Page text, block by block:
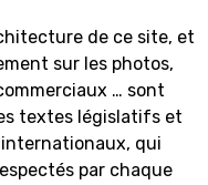
de ce site, et
sur les photos,
… sont
textes législatifs et
qui
par chaque